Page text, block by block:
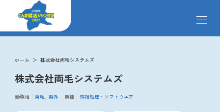
メ
求人検索
ホーム 株式会社両毛システムズ
株式会社両毛システムズ
勤務地 東毛 県外 業種 情報処理・ソフトウエア